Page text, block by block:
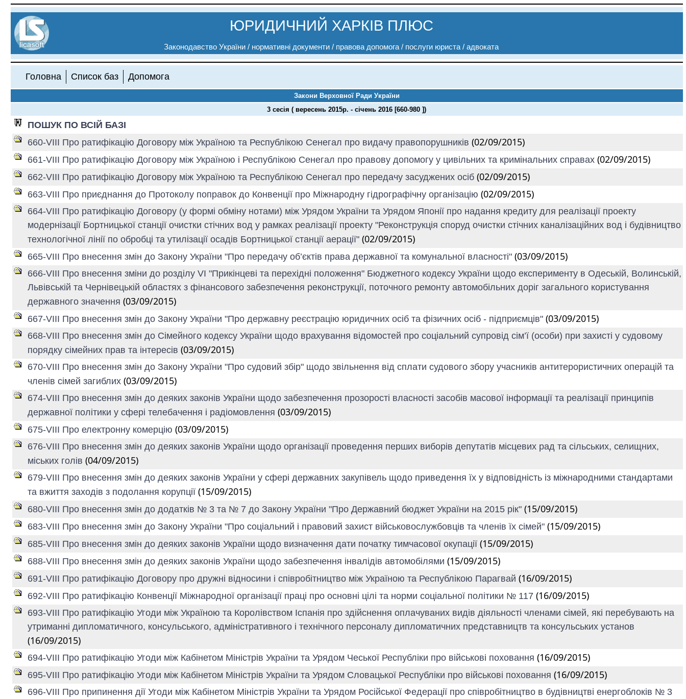
ЮРИДИЧНИЙ ХАРКІВ ПЛЮС
Законодавство України / нормативні документи / правова допомога / послуги юриста / адвоката
Головна Список баз Допомога
Закони Верховної Ради України
3 сесія ( вересень 2015р. - січень 2016 [660-980 ])
ПОШУК ПО ВСІЙ БАЗІ
660-VIII Про ратифікацію Договору між Україною та Республікою Сенегал про видачу правопорушників (02/09/2015)
661-VIII Про ратифікацію Договору між Україною і Республікою Сенегал про правову допомогу у цивільних та кримінальних справах (02/09/2015)
662-VIII Про ратифікацію Договору між Україною та Республікою Сенегал про передачу засуджених осіб (02/09/2015)
663-VIII Про приєднання до Протоколу поправок до Конвенції про Міжнародну гідрографічну організацію (02/09/2015)
664-VIII Про ратифікацію Договору (у формі обміну нотами) між Урядом України та Урядом Японії про надання кредиту для реалізації проекту
модернізації Бортницької станції очистки стічних вод у рамках реалізації проекту "Реконструкція споруд очистки стічних каналізаційних вод і будівництво
технологічної лінії по обробці та утилізації осадів Бортницької станції аерації" (02/09/2015)
665-VIII Про внесення змін до Закону України "Про передачу об’єктів права державної та комунальної власності" (03/09/2015)
666-VIII Про внесення зміни до розділу VI "Прикінцеві та перехідні положення" Бюджетного кодексу України щодо експерименту в Одеській, Волинській,
Львівській та Чернівецькій областях з фінансового забезпечення реконструкції, поточного ремонту автомобільних доріг загального користування
державного значення (03/09/2015)
667-VIII Про внесення змін до Закону України "Про державну реєстрацію юридичних осіб та фізичних осіб - підприємців" (03/09/2015)
668-VIII Про внесення змін до Сімейного кодексу України щодо врахування відомостей про соціальний супровід сім’ї (особи) при захисті у судовому
порядку сімейних прав та інтересів (03/09/2015)
670-VIII Про внесення змін до Закону України "Про судовий збір" щодо звільнення від сплати судового збору учасників антитерористичних операцій та
членів сімей загиблих (03/09/2015)
674-VIII Про внесення змін до деяких законів України щодо забезпечення прозорості власності засобів масової інформації та реалізації принципів
державної політики у сфері телебачення і радіомовлення (03/09/2015)
675-VIII Про електронну комерцію (03/09/2015)
676-VIII Про внесення змін до деяких законів України щодо організації проведення перших виборів депутатів місцевих рад та сільських, селищних,
міських голів (04/09/2015)
679-VIII Про внесення змін до деяких законів України у сфері державних закупівель щодо приведення їх у відповідність із міжнародними стандартами
та вжиття заходів з подолання корупції (15/09/2015)
680-VIII Про внесення змін до додатків № 3 та № 7 до Закону України "Про Державний бюджет України на 2015 рік" (15/09/2015)
683-VIII Про внесення змін до Закону України "Про соціальний і правовий захист військовослужбовців та членів їх сімей" (15/09/2015)
685-VIII Про внесення змін до деяких законів України щодо визначення дати початку тимчасової окупації (15/09/2015)
688-VIII Про внесення змін до деяких законів України щодо забезпечення інвалідів автомобілями (15/09/2015)
691-VIII Про ратифікацію Договору про дружні відносини і співробітництво між Україною та Республікою Парагвай (16/09/2015)
692-VIII Про ратифікацію Конвенції Міжнародної організації праці про основні цілі та норми соціальної політики № 117 (16/09/2015)
693-VIII Про ратифікацію Угоди між Україною та Королівством Іспанія про здійснення оплачуваних видів діяльності членами сімей, які перебувають на
утриманні дипломатичного, консульського, адміністративного і технічного персоналу дипломатичних представництв та консульських установ
(16/09/2015)
694-VIII Про ратифікацію Угоди між Кабінетом Міністрів України та Урядом Чеської Республіки про військові поховання (16/09/2015)
695-VIII Про ратифікацію Угоди між Кабінетом Міністрів України та Урядом Словацької Республіки про військові поховання (16/09/2015)
696-VIII Про припинення дії Угоди між Кабінетом Міністрів України та Урядом Російської Федерації про співробітництво в будівництві енергоблоків № 3